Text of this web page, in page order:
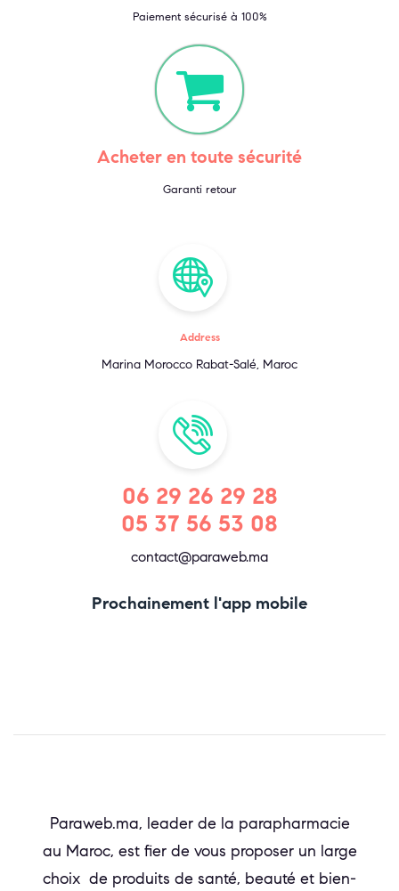
Paiement sécurisé à 100%
Acheter en toute sécurité
Garanti retour
Address
Marina Morocco Rabat-Salé, Maroc
06 29 26 29 28
05 37 56 53 08
contact@paraweb.ma
Prochainement l'app mobile
Paraweb.ma, leader de la parapharmacie
au Maroc, est fier de vous proposer un large
choix de produits de santé, beauté et bien-